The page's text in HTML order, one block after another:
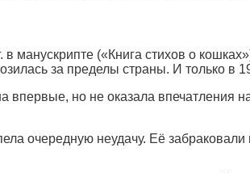
манускрипте («Книга стихов о
за пределы страны. И только в
но не оказала впечатления
очередную неудачу. Её забраковали